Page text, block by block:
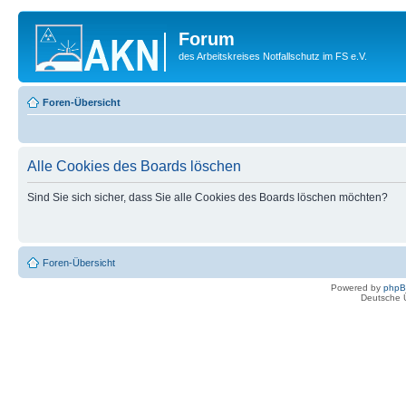
Forum
des Arbeitskreises Notfallschutz im FS e.V.
Foren-Übersicht
Alle Cookies des Boards löschen
Sind Sie sich sicher, dass Sie alle Cookies des Boards löschen möchten?
Foren-Übersicht
Powered by
Deutsche